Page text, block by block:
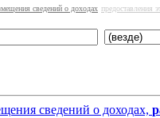
сведений о доходах предоставления
сведений о доходах,